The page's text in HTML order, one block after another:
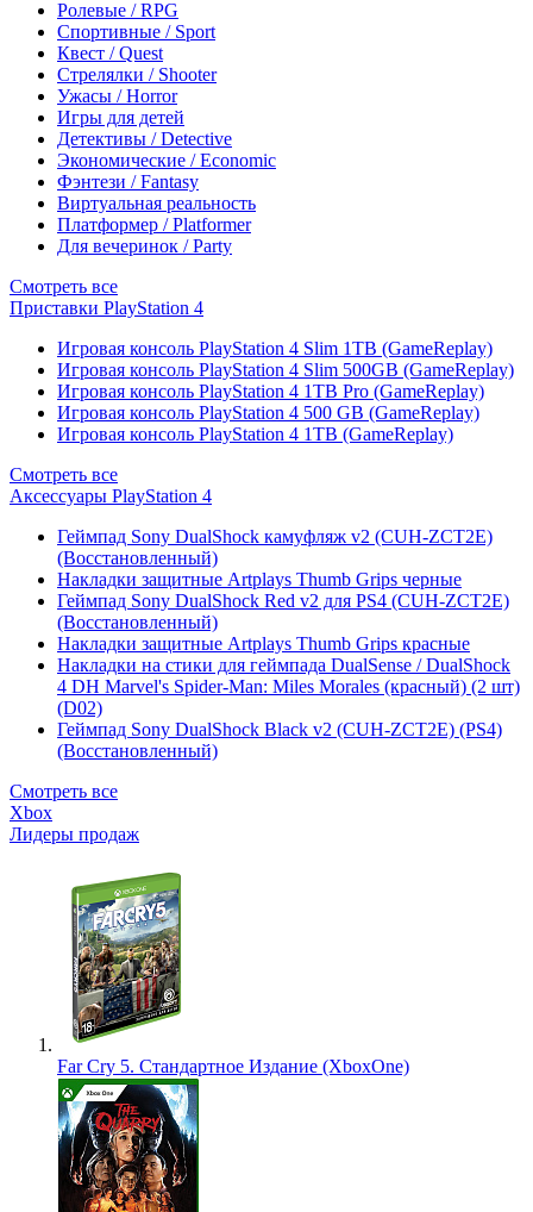
Ролевые / RPG
Спортивные / Sport
Квест / Quest
Стрелялки / Shooter
Ужасы / Horror
Игры для детей
Детективы / Detective
Экономические / Economic
Фэнтези / Fantasy
Виртуальная реальность
Платформер / Platformer
Для вечеринок / Party
Смотреть все
Приставки PlayStation 4
Игровая консоль PlayStation 4 Slim 1TB (GameReplay)
Игровая консоль PlayStation 4 Slim 500GB (GameReplay)
Игровая консоль PlayStation 4 1TB Pro (GameReplay)
Игровая консоль PlayStation 4 500 GB (GameReplay)
Игровая консоль PlayStation 4 1TB (GameReplay)
Смотреть все
Аксессуары PlayStation 4
Геймпад Sony DualShock камуфляж v2 (CUH-ZCT2E)
(Восстановленный)
Накладки защитные Artplays Thumb Grips черные
Геймпад Sony DualShock Red v2 для PS4 (CUH-ZCT2E)
(Восстановленный)
Накладки защитные Artplays Thumb Grips красные
Накладки на стики для геймпада DualSense / DualShock
4 DH Marvel's Spider-Man: Miles Morales (красный) (2 шт)
(D02)
Геймпад Sony DualShock Black v2 (CUH-ZCT2E) (PS4)
(Восстановленный)
Смотреть все
Xbox
Лидеры продаж
Far Cry 5. Стандартное Издание (XboxOne)